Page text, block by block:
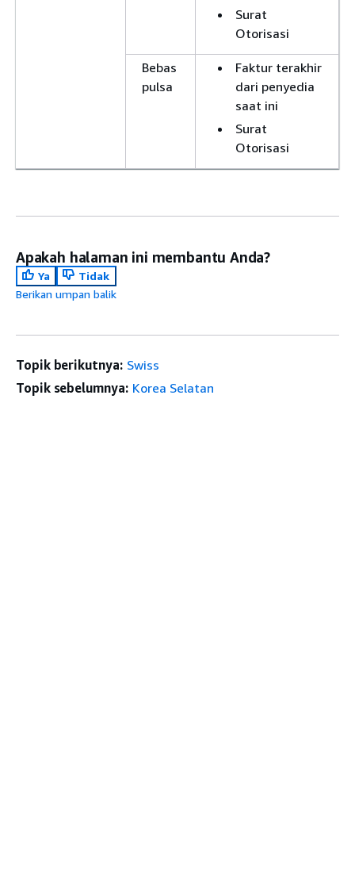
Surat
Otorisasi
Bebas
pulsa
Faktur terakhir
dari penyedia
saat ini
Surat
Otorisasi
Apakah halaman ini membantu Anda?
Ya
Tidak
Berikan umpan balik
Topik berikutnya: Swiss
Topik sebelumnya: Korea Selatan